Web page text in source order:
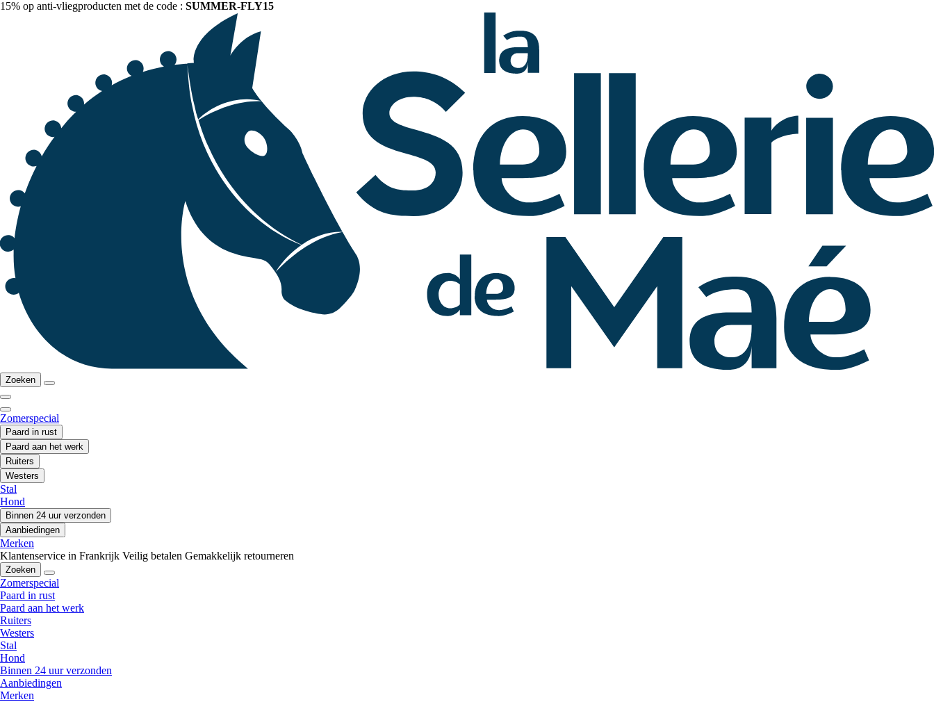
15% op anti-vliegproducten met de code : SUMMER-FLY15
Zoeken
Zomerspecial
Paard in rust
Paard aan het werk
Ruiters
Westers
Stal
Hond
Binnen 24 uur verzonden
Aanbiedingen
Merken
Klantenservice in Frankrijk Veilig betalen Gemakkelijk retourneren
Zoeken
Zomerspecial
Paard in rust
Paard aan het werk
Ruiters
Westers
Stal
Hond
Binnen 24 uur verzonden
Aanbiedingen
Merken